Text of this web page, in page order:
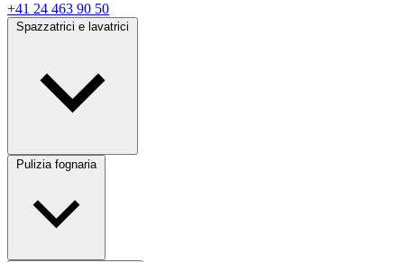
+41 24 463 90 50
Pulizia fognaria